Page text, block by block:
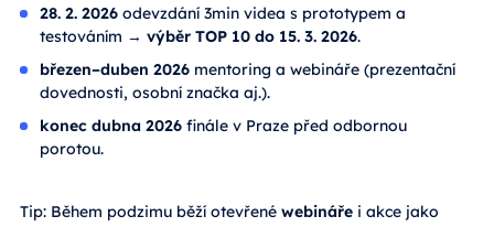
28. 2. 2026 odevzdání 3min videa s prototypem a
testováním → výběr TOP 10 do 15. 3. 2026.
březen–duben 2026 mentoring a webináře (prezentační
dovednosti, osobní značka aj.).
konec dubna 2026 finále v Praze před odbornou
porotou.
Tip: Během podzimu běží otevřené webináře i akce jako